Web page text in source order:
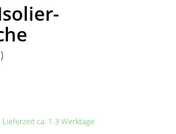
)
ca. 1-3 Werktage